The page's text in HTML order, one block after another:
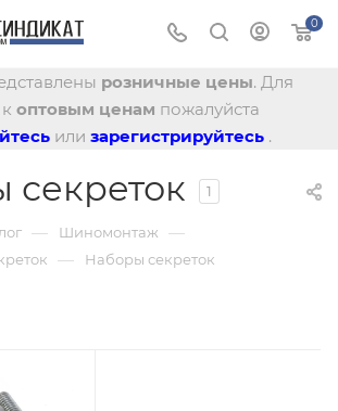
0
розничные цены. Для
оптовым ценам пожалуйста
или зарегистрируйтесь .
секреток 1
— Шиномонтаж —
— Наборы секреток